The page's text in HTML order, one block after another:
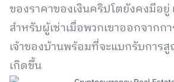
ของราคาของเงินคริปโตยังคงมีอ
สำหรับผู้เช่าเมื่อพวกเขาออกจากก
เจ้าของบ้านพร้อมที่จะแบกรับการ
เกิดขึ้น